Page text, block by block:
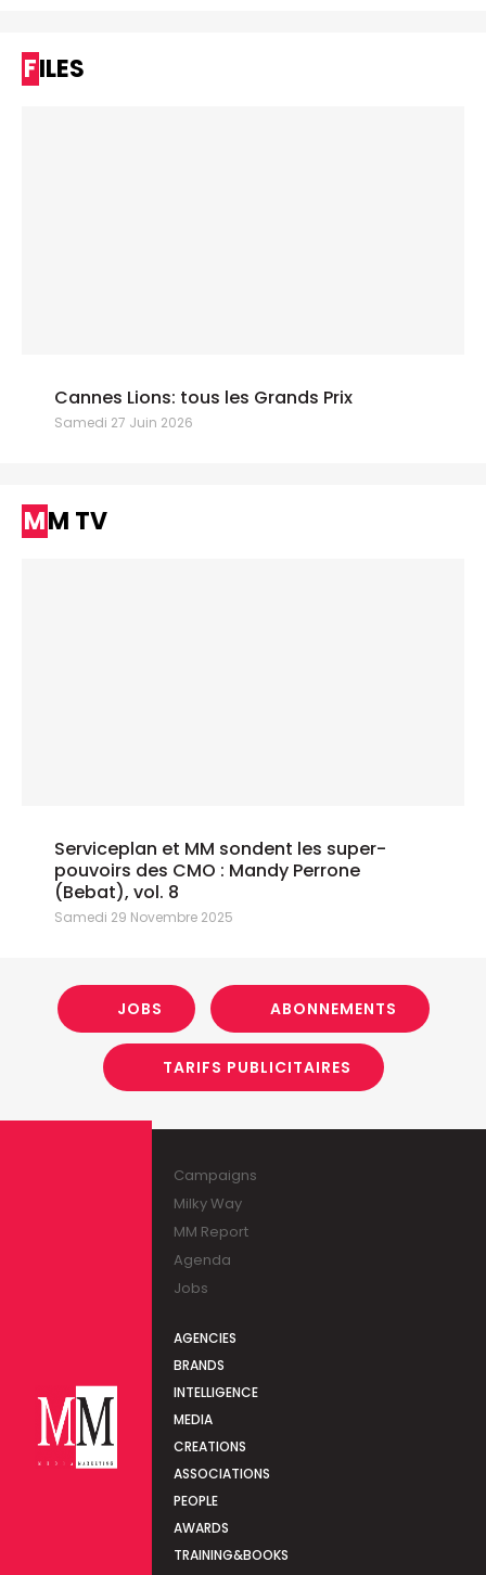
FILES
Cannes Lions: tous les Grands Prix
Samedi 27 Juin 2026
MM TV
Serviceplan et MM sondent les super-
pouvoirs des CMO : Mandy Perrone
(Bebat), vol. 8
Samedi 29 Novembre 2025
JOBS ABONNEMENTS
TARIFS PUBLICITAIRES
Campaigns
Milky Way
MM Report
Agenda
Jobs
AGENCIES
BRANDS
INTELLIGENCE
MEDIA
CREATIONS
ASSOCIATIONS
PEOPLE
AWARDS
TRAINING&BOOKS